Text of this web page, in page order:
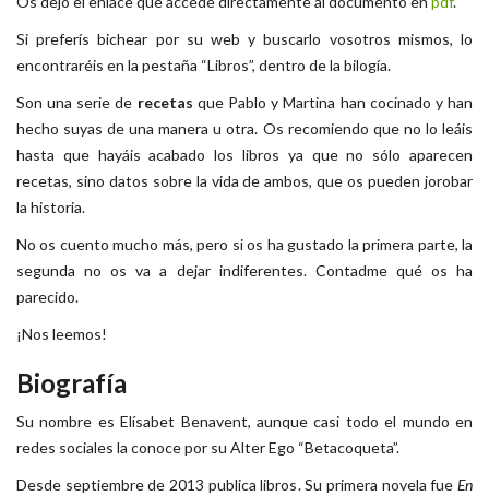
Si preferís bichear por su web y buscarlo vosotros mismos, lo
encontraréis en la pestaña “Libros”, dentro de la bilogía.
Son una serie de recetas que Pablo y Martina han cocinado y han
hecho suyas de una manera u otra. Os recomiendo que no lo leáis
hasta que hayáis acabado los libros ya que no sólo aparecen
recetas, sino datos sobre la vida de ambos, que os pueden jorobar
la historia.
No os cuento mucho más, pero si os ha gustado la primera parte, la
segunda no os va a dejar indiferentes. Contadme qué os ha
parecido.
¡Nos leemos!
Biografía
Su nombre es Elísabet Benavent, aunque casi todo el mundo en
redes sociales la conoce por su Alter Ego “Betacoqueta”.
Desde septiembre de 2013 publica libros. Su primera novela fue En